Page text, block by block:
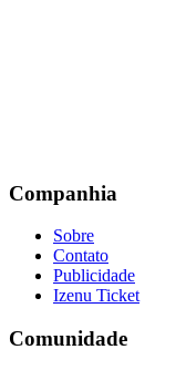
Companhia
Sobre
Contato
Publicidade
Izenu Ticket
Comunidade